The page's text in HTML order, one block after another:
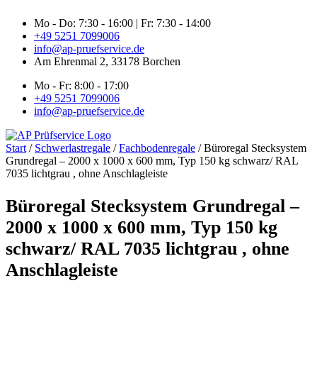
Inhalt
springen
Mo - Do: 7:30 - 16:00 | Fr: 7:30 - 14:00
+49 5251 7099006
info@ap-pruefservice.de
Am Ehrenmal 2, 33178 Borchen
Mo - Fr: 8:00 - 17:00
+49 5251 7099006
info@ap-pruefservice.de
Start / Schwerlastregale /Fachbodenregale / Büroregal Stecksystem
Grundregal – 2000 x 1000 x 600 mm, Typ 150 kg schwarz/ RAL
7035 lichtgrau , ohne Anschlagleiste
Büroregal Stecksystem Grundregal –
2000 x 1000 x 600 mm, Typ 150 kg
schwarz/ RAL 7035 lichtgrau , ohne
Anschlagleiste